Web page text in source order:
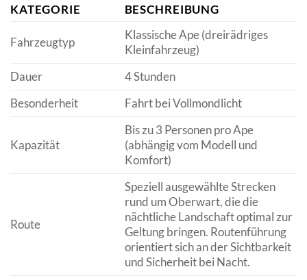
KATEGORIE BESCHREIBUNG
Fahrzeugtyp
Klassische Ape (dreirädriges
Kleinfahrzeug)
Dauer
4 Stunden
Besonderheit
Fahrt bei Vollmondlicht
Kapazität
Bis zu 3 Personen pro Ape
(abhängig vom Modell und
Komfort)
Route
Speziell ausgewählte Strecken
rund um Oberwart, die die
nächtliche Landschaft optimal zur
Geltung bringen. Routenführung
orientiert sich an der Sichtbarkeit
und Sicherheit bei Nacht.